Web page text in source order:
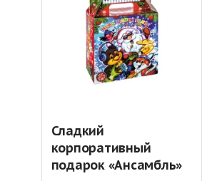
Сладкий
корпоративный
подарок «Ансамбль»